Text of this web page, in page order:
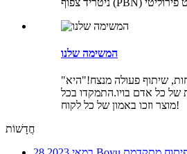
המשימה שלנו
"יצירת ערך ללקוחות, שיתוף פעולה מנצח!"היא
של כל אדם בויו.התמקדו בכל
מוצר וזכו באמון של כל לקוח!
חֲדָשׁוֹת